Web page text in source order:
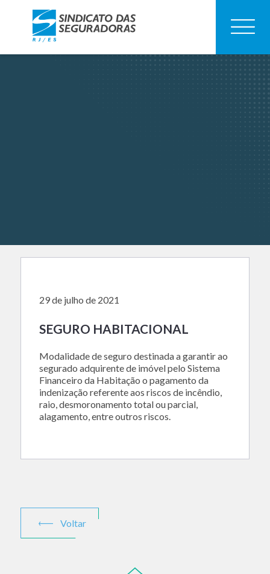
29 de julho de 2021
SEGURO HABITACIONAL
Modalidade de seguro destinada a garantir ao
segurado adquirente de imóvel pelo Sistema
Financeiro da Habitação o pagamento da
indenização referente aos riscos de incêndio,
raio, desmoronamento total ou parcial,
alagamento, entre outros riscos.
Voltar